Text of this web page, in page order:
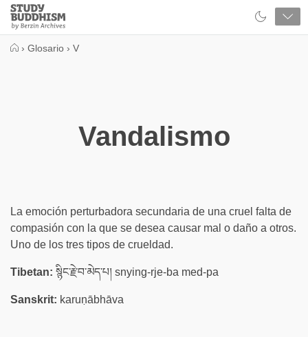
Close
Study
Buddhism
› Glosario › V
Vandalismo
La emoción perturbadora secundaria de una cruel falta de
compasión con la que se desea causar mal o daño a otros.
Uno de los tres tipos de crueldad.
Tibetan: སྙིང་རྗེ་བ་མེད་པ། snying-rje-ba med-pa
Sanskrit: karuṇābhāva